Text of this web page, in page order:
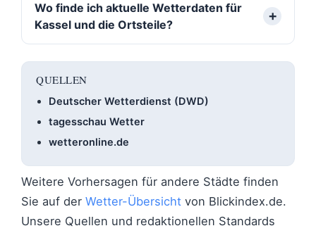
Wo finde ich aktuelle Wetterdaten für
Kassel und die Ortsteile?
QUELLEN
Deutscher Wetterdienst (DWD)
tagesschau Wetter
wetteronline.de
Weitere Vorhersagen für andere Städte finden
Sie auf der Wetter-Übersicht von Blickindex.de.
Unsere Quellen und redaktionellen Standards